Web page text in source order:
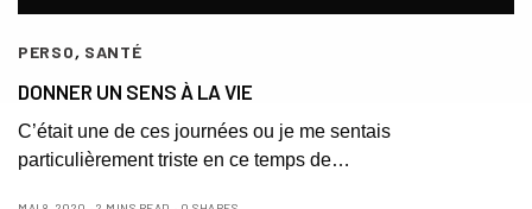
PERSO, SANTÉ
DONNER UN SENS À LA VIE
C’était une de ces journées ou je me sentais
particulièrement triste en ce temps de…